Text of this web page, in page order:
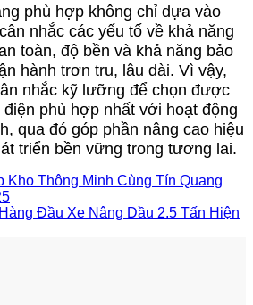
phù hợp không chỉ dựa vào
nhắc các yếu tố về khả năng
toàn, độ bền và khả năng bảo
hành trơn tru, lâu dài. Vì vậy,
nhắc kỹ lưỡng để chọn được
phù hợp nhất với hoạt động
qua đó góp phần nâng cao hiệu
triển bền vững trong tương lai.
Kho Thông Minh Cùng Tín Quang
Đầu Xe Nâng Dầu 2.5 Tấn Hiện